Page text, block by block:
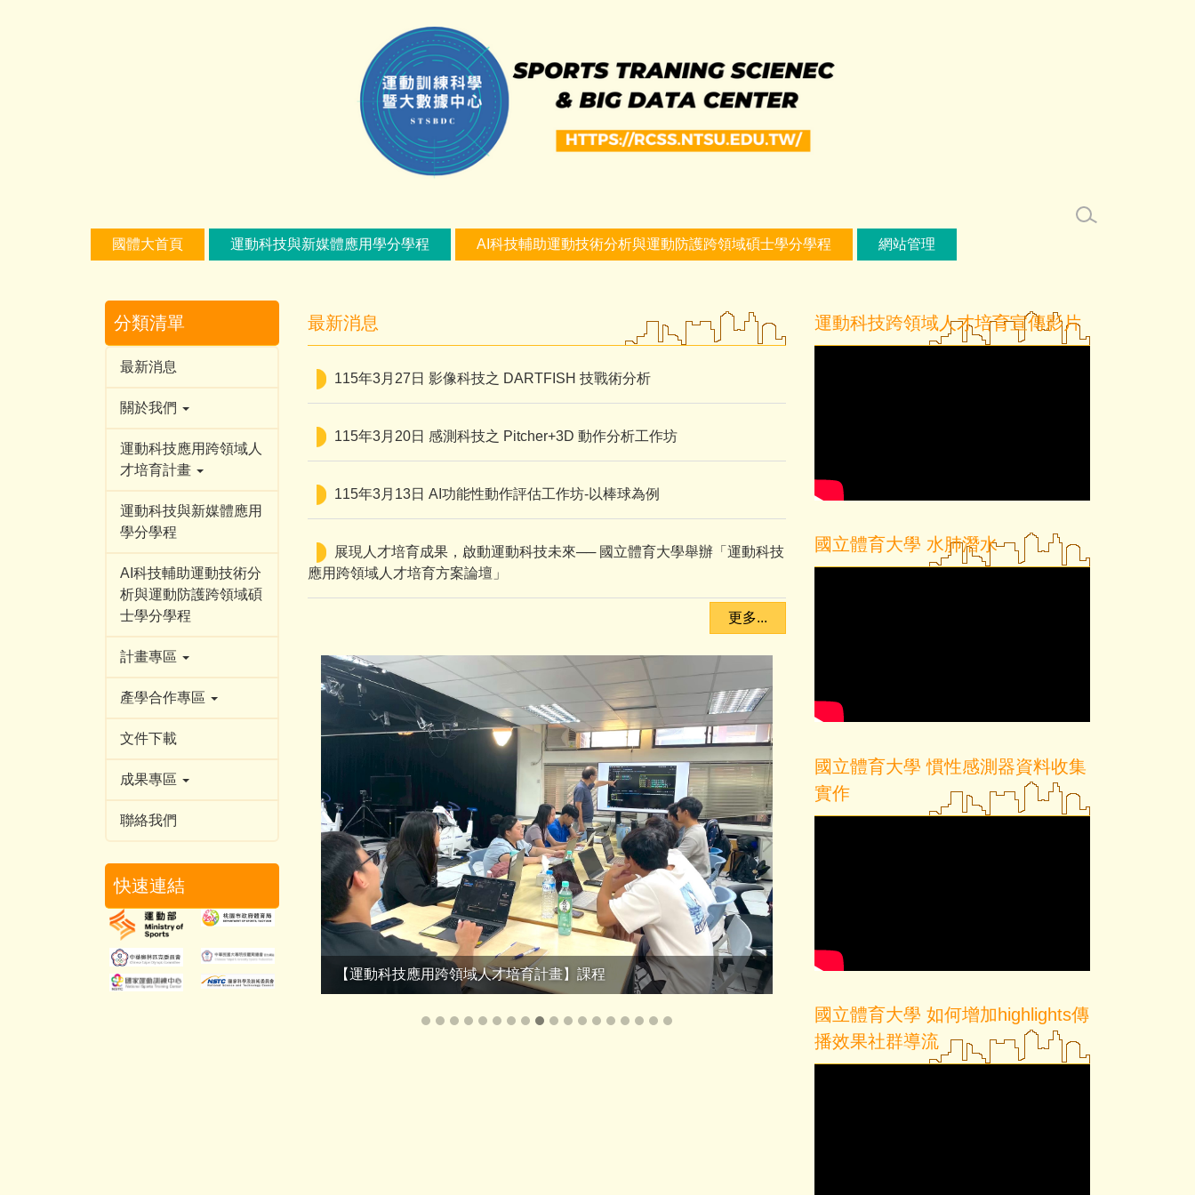
國體大首頁 運動科技與新媒體應用學分學程 AI科技輔助運動技術分析與運動防護跨領域碩士學分學程 網站管理
分類清單
最新消息
關於我們
運動科技應用跨領域人
才培育計畫
運動科技與新媒體應用
學分學程
AI科技輔助運動技術分
析與運動防護跨領域碩
士學分學程
計畫專區
產學合作專區
文件下載
成果專區
聯絡我們
快速連結
最新消息
115年3月27日 影像科技之 DARTFISH 技戰術分析
115年3月20日 感測科技之 Pitcher+3D 動作分析工作坊
115年3月13日 AI功能性動作評估工作坊-以棒球為例
展現人才培育成果，啟動運動科技未來── 國立體育大學舉辦「運動科技
應用跨領域人才培育方案論壇」
更多...
才培育計畫】見習 【運動科技應用跨領域人才培育計畫】課程
運動科技跨領域人才培育宣傳影片
國立體育大學 水肺潛水
國立體育大學 慣性感測器資料收集
實作
國立體育大學 如何增加highlights傳
播效果社群導流